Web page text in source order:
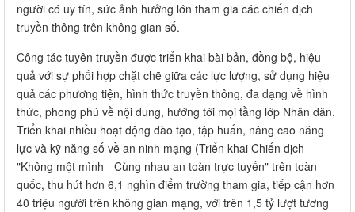
người có uy tín, sức ảnh hưởng lớn tham gia các chiến dịch
truyền thông trên không gian số.
Công tác tuyên truyền được triển khai bài bản, đồng bộ, hiệu
quả với sự phối hợp chặt chẽ giữa các lực lượng, sử dụng hiệu
quả các phương tiện, hình thức truyền thông, đa dạng về hình
thức, phong phú về nội dung, hướng tới mọi tầng lớp Nhân dân.
Triển khai nhiều hoạt động đào tạo, tập huấn, nâng cao năng
lực và kỹ năng số về an ninh mạng (Triển khai Chiến dịch
"Không một mình - Cùng nhau an toàn trực tuyến" trên toàn
quốc, thu hút hơn 6,1 nghìn điểm trường tham gia, tiếp cận hơn
40 triệu người trên không gian mạng, với trên 1,5 tỷ lượt tương